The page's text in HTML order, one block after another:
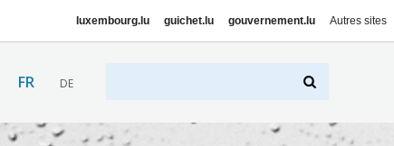
luxembourg.lu guichet.lu gouvernement.lu Autres sites
FR DE